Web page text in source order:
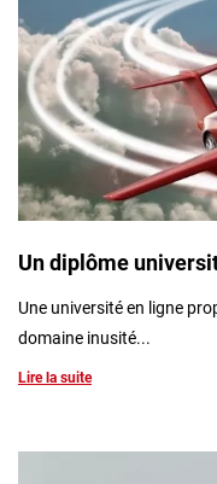
Un diplôme
Une université en ligne
domaine inusité...
Lire la suite